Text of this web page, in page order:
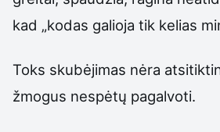
kad „kodas galioja tik kelias
Toks skubėjimas nėra
žmogus nespėtų pagalvoti.